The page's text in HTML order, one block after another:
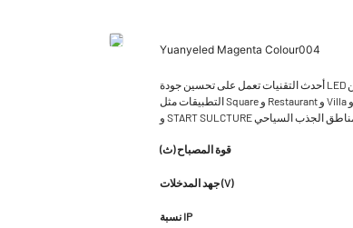
Yuanyeled Magenta Colour004
أحدث التقنيات تعمل على تحسين جودة LED زاوية الحزمة القابلة للتعديل في الأضواء الأرضية. لذلك تم استخدام المنتج بالفعل في مجموعة واسعة من
التطبيقات مثل Square و Restaurant و Villa و Garden و Conference Hall و Exhibition Hall و Community Environment Toilay و Stage Bar و Thorping Mall
قوة المصباح (ث)
جهد المدخلات (V)
نسبة IP